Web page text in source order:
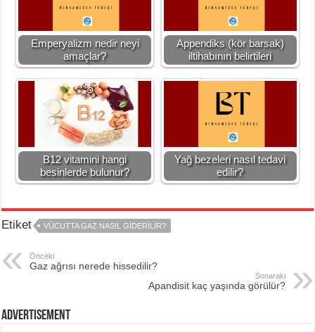
Emperyalizm nedir neyi
amaçlar?
Appendiks (kör barsak)
iltihabının belirtileri
B12 vitamini hangi
besinlerde bulunur?
Yağ bezeleri nasıl tedavi
edilir?
Etiket VÜCUTTA GAZ NASIL GIDERILIR?
Önceki
Gaz ağrısı nerede hissedilir?
Sonaraki
Apandisit kaç yaşında görülür?
Advertisement